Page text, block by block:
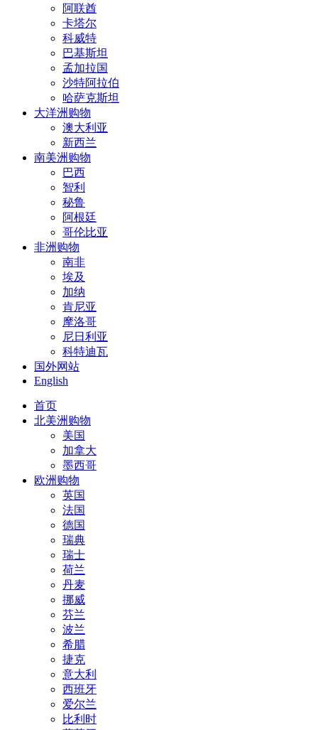
阿联酋
卡塔尔
科威特
巴基斯坦
孟加拉国
沙特阿拉伯
哈萨克斯坦
大洋洲购物
澳大利亚
新西兰
南美洲购物
巴西
智利
秘鲁
阿根廷
哥伦比亚
非洲购物
南非
埃及
加纳
肯尼亚
摩洛哥
尼日利亚
科特迪瓦
国外网站
English
首页
北美洲购物
美国
加拿大
墨西哥
欧洲购物
英国
法国
德国
瑞典
瑞士
荷兰
丹麦
挪威
芬兰
波兰
希腊
捷克
意大利
西班牙
爱尔兰
比利时